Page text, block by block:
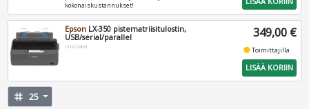
kokonaiskustannukset!
Epson LX-350 pistematriisitulostin,
USB/serial/parallel
C11CC24031
349,00 €
fiber_manual_recordToimittajilla
LISÄÄ KORIIN
tag 25